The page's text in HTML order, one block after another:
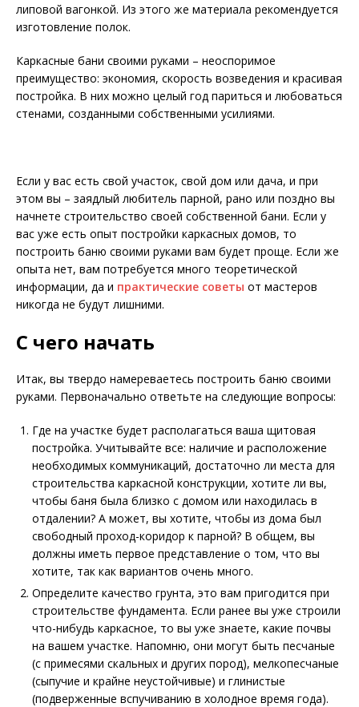
липовой вагонкой. Из этого же материала рекомендуется
изготовление полок.
Каркасные бани своими руками – неоспоримое
преимущество: экономия, скорость возведения и красивая
постройка. В них можно целый год париться и любоваться
стенами, созданными собственными усилиями.
Если у вас есть свой участок, свой дом или дача, и при
этом вы – заядлый любитель парной, рано или поздно вы
начнете строительство своей собственной бани. Если у
вас уже есть опыт постройки каркасных домов, то
построить баню своими руками вам будет проще. Если же
опыта нет, вам потребуется много теоретической
информации, да и практические советы от мастеров
никогда не будут лишними.
С чего начать
Итак, вы твердо намереваетесь построить баню своими
руками. Первоначально ответьте на следующие вопросы:
Где на участке будет располагаться ваша щитовая
постройка. Учитывайте все: наличие и расположение
необходимых коммуникаций, достаточно ли места для
строительства каркасной конструкции, хотите ли вы,
чтобы баня была близко с домом или находилась в
отдалении? А может, вы хотите, чтобы из дома был
свободный проход-коридор к парной? В общем, вы
должны иметь первое представление о том, что вы
хотите, так как вариантов очень много.
Определите качество грунта, это вам пригодится при
строительстве фундамента. Если ранее вы уже строили
что-нибудь каркасное, то вы уже знаете, какие почвы
на вашем участке. Напомню, они могут быть песчаные
(с примесями скальных и других пород), мелкопесчаные
(сыпучие и крайне неустойчивые) и глинистые
(подверженные вспучиванию в холодное время года).